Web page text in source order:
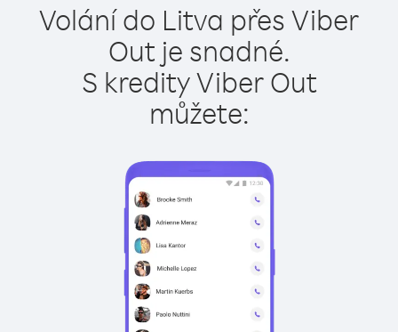
Volání do Litva přes Viber
Out je snadné.
S kredity Viber Out
můžete: